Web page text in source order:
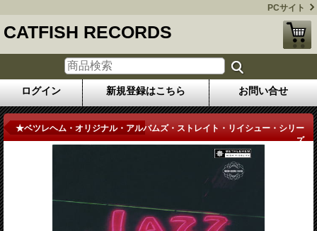
PCサイト
CATFISH RECORDS
ログイン 新規登録はこちら お問い合せ
商品詳細
★ベツレヘム・オリジナル・アルバムズ・ストレイト・リイシュー・シリー
ズ